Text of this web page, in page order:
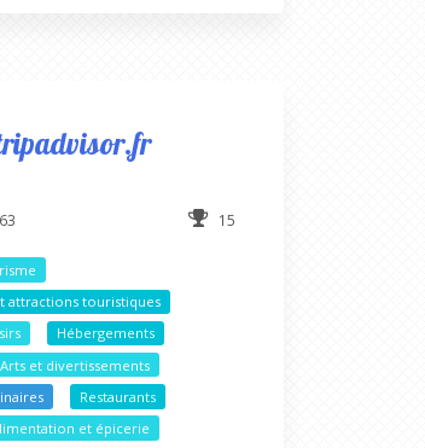
15
attractions touristiques
Hébergements
Arts et divertissements
Restaurants
et épicerie